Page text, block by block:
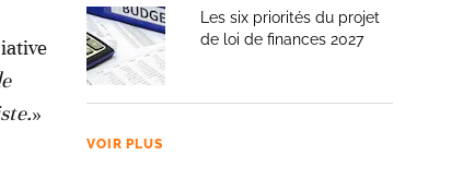
»
Les six priorités du projet
de loi de finances 2027
VOIR PLUS